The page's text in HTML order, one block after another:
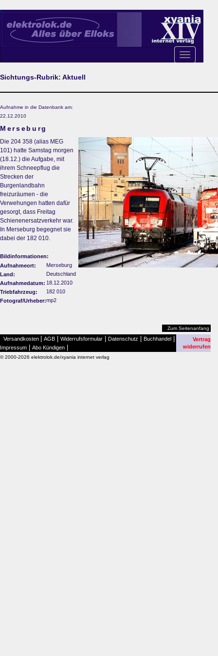
Toggle
navigation
Sichtungs-Rubrik: Aktuell
Aufnahme in die Datenbank am:
22.12.2010
Merseburg
Die 204 358 (alias MEG
101) hatte Samstag morgen
(18.12.) die Aufgabe, mit
ihrem Schneepflug die
Strecken der
Burgenlandbahn
freizuräumen - die
Verwehungen hatten dafür
gesorgt, dass Freitag
Schienenersatzverkehr war.
In Merseburg begegnet sie
dabei der 182 010.
Bildinformationen:
Aufnahmeort:
Merseburg
Land:
Deutschland
Aufnahmedatum: 18.12.2010
Triebfahrzeug:
182 010
Fotograf/Urheber:mp2
Zum Seitenanfang
Versandkosten AGB Widerrufsformular Datenschutz Buchhandel
Impressum Abo Kündigen
Vertrag
widerrufen
© 2000-2026 elektrolok.de/xyania internet verlag